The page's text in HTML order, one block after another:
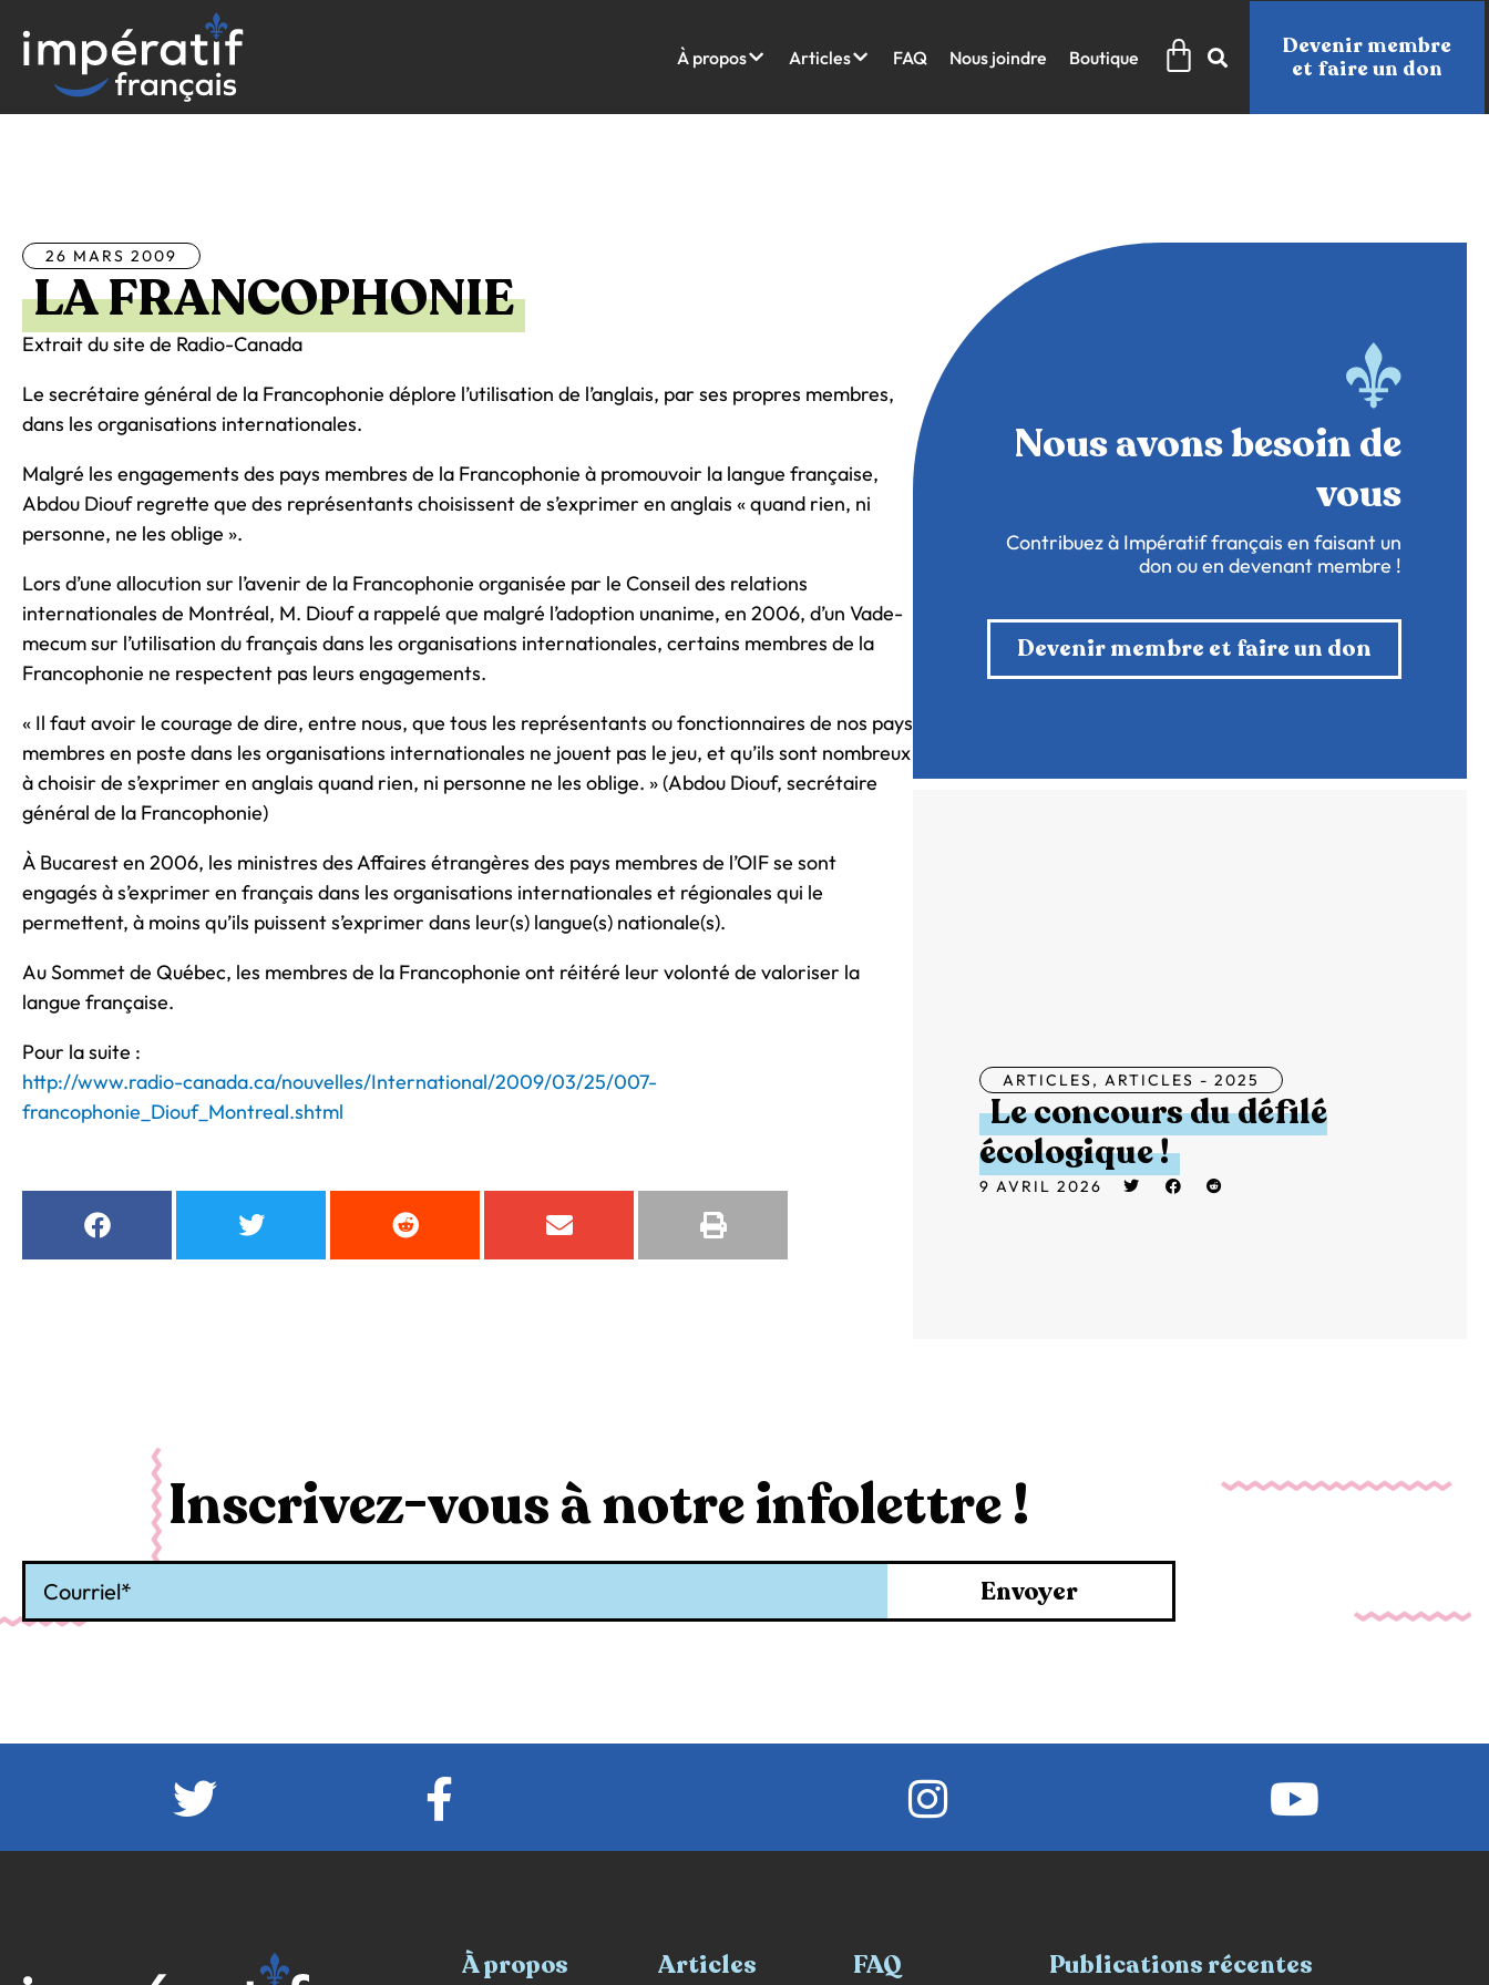
contenu
À propos Articles FAQ Nous joindre Boutique Panier
Devenir membre
et faire un don
26 MARS 2009
LA FRANCOPHONIE
Extrait du site de Radio-Canada
Le secrétaire général de la Francophonie déplore l’utilisation de l’anglais, par ses propres membres,
dans les organisations internationales.
Malgré les engagements des pays membres de la Francophonie à promouvoir la langue française,
Abdou Diouf regrette que des représentants choisissent de s’exprimer en anglais « quand rien, ni
personne, ne les oblige ».
Lors d’une allocution sur l’avenir de la Francophonie organisée par le Conseil des relations
internationales de Montréal, M. Diouf a rappelé que malgré l’adoption unanime, en 2006, d’un Vade-
mecum sur l’utilisation du français dans les organisations internationales, certains membres de la
Francophonie ne respectent pas leurs engagements.
« Il faut avoir le courage de dire, entre nous, que tous les représentants ou fonctionnaires de nos pays
membres en poste dans les organisations internationales ne jouent pas le jeu, et qu’ils sont nombreux
à choisir de s’exprimer en anglais quand rien, ni personne ne les oblige. » (Abdou Diouf, secrétaire
général de la Francophonie)
À Bucarest en 2006, les ministres des Affaires étrangères des pays membres de l’OIF se sont
engagés à s’exprimer en français dans les organisations internationales et régionales qui le
permettent, à moins qu’ils puissent s’exprimer dans leur(s) langue(s) nationale(s).
Au Sommet de Québec, les membres de la Francophonie ont réitéré leur volonté de valoriser la
langue française.
Pour la suite :
http://www.radio-canada.ca/nouvelles/International/2009/03/25/007-
francophonie_Diouf_Montreal.shtml
Nous avons besoin de
vous
Contribuez à Impératif français en faisant un
don ou en devenant membre !
Devenir membre et faire un don
ARTICLES, ARTICLES - 2025
Le concours du défilé
écologique !
9 AVRIL 2026
Inscrivez-vous à notre infolettre !
Envoyer
À propos Articles FAQ Publications récentes